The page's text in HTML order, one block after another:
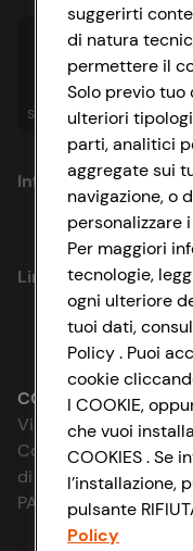
Spesa online
Informazioni
Privacy Policy
Cookie Policy
Impostazioni Cookie
Accessibilità
D&I e Parità di
Strategia Fiscale
Link utili
Lavora con noi
Le cooperative
News &
Richiami prodotto
Whistleblowing
CONAD SOCIETÀ
Via Michelino, 59 |
Codice Fiscale e
di Bologna
PARTITA IVA
suggerirti
di natura
permettere il
Solo previo tuo
ulteriori
parti, analitici
aggregate sui
navigazione, o
personalizzare
Per maggiori
tecnologie,
ogni ulteriore
tuoi dati,
Policy . Puoi
cookie
I COOKIE,
che vuoi
COOKIES . Se
l’installazione,
pulsante
Policy